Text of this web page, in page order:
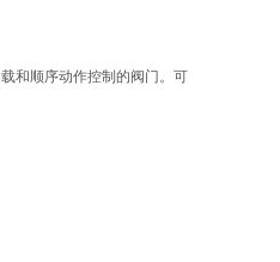
和顺序动作控制的阀门。可